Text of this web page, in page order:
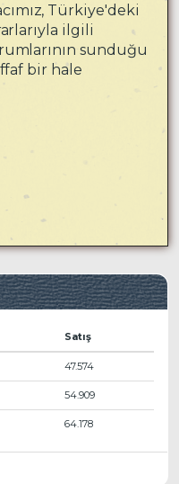
Türkiye'deki
ilgili
sunduğu
bir hale
Satış
47.574
54.909
64.178